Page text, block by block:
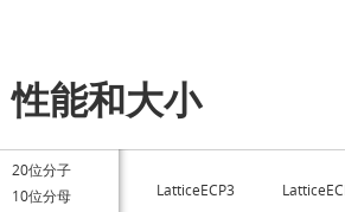
性能和大小
20位分子
10位分母
LatticeECP3